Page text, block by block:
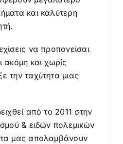
και καλύτερη
να προπονείσαι
ακόμη και χωρίς
την ταχύτητα μιας
από το 2011 στην
& ειδών πολεμικών
μας απολαμβάνουν